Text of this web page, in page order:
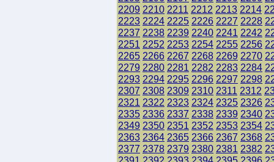
2209 2210 2211 2212 2213 2214
2223 2224 2225 2226 2227 2228
2237 2238 2239 2240 2241 2242
2251 2252 2253 2254 2255 2256
2265 2266 2267 2268 2269 2270
2279 2280 2281 2282 2283 2284
2293 2294 2295 2296 2297 2298
2307 2308 2309 2310 2311 2312
2321 2322 2323 2324 2325 2326
2335 2336 2337 2338 2339 2340
2349 2350 2351 2352 2353 2354
2363 2364 2365 2366 2367 2368
2377 2378 2379 2380 2381 2382